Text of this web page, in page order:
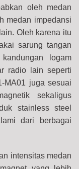
oleh medan
medan impedansi
Oleh karena itu
sarung tangan
logam
radio lain seperti
MA01 juga sesuai
sekaligus
stainless steel
dari berbagai
intensitas medan